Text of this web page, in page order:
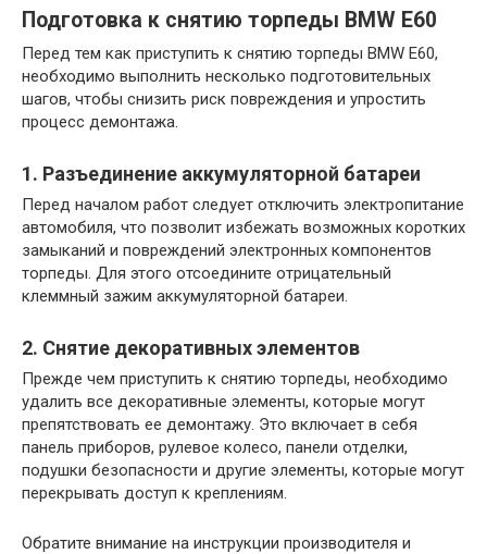
Подготовка к снятию торпеды BMW E60
Перед тем как приступить к снятию торпеды BMW E60,
необходимо выполнить несколько подготовительных
шагов, чтобы снизить риск повреждения и упростить
процесс демонтажа.
1. Разъединение аккумуляторной батареи
Перед началом работ следует отключить электропитание
автомобиля, что позволит избежать возможных коротких
замыканий и повреждений электронных компонентов
торпеды. Для этого отсоедините отрицательный
клеммный зажим аккумуляторной батареи.
2. Снятие декоративных элементов
Прежде чем приступить к снятию торпеды, необходимо
удалить все декоративные элементы, которые могут
препятствовать ее демонтажу. Это включает в себя
панель приборов, рулевое колесо, панели отделки,
подушки безопасности и другие элементы, которые могут
перекрывать доступ к креплениям.
Обратите внимание на инструкции производителя и